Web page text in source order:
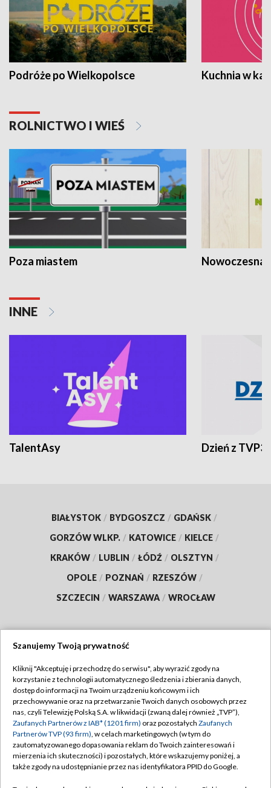
Podróże po Wielkopolsce Kuchnia w
ROLNICTWO I WIEŚ
Poza miastem Nowoczesna
INNE
TalentAsy Dzień z TVP3
BIAŁYSTOK / BYDGOSZCZ / GDAŃSK /
GORZÓW WLKP. / KATOWICE / KIELCE /
KRAKÓW / LUBLIN / ŁÓDŹ / OLSZTYN /
OPOLE / POZNAŃ / RZESZÓW /
SZCZECIN / WARSZAWA / WROCŁAW
TVP
Abonament TVP
Emisja w TVP
Centrum informacji TVP
Naziemna Telewizja Cyfrowa
Regulamin TVP
Polityka prywatności
Moje zgody
Pomoc
Szanujemy Twoją prywatność
Kliknij "Akceptuję i przechodzę do serwisu", aby wyrazić zgody na
korzystanie z technologii automatycznego śledzenia i zbierania danych,
dostęp do informacji na Twoim urządzeniu końcowym i ich
przechowywanie oraz na przetwarzanie Twoich danych osobowych przez
nas, czyli Telewizję Polską S.A. w likwidacji (zwaną dalej również „TVP”),
Zaufanych Partnerów z IAB* (1201 firm) oraz pozostałych Zaufanych
Partnerów TVP (93 firm), w celach marketingowych (w tym do
zautomatyzowanego dopasowania reklam do Twoich zainteresowań i
mierzenia ich skuteczności) i pozostałych, które wskazujemy poniżej, a
także zgody na udostępnianie przez nas identyfikatora PPID do Google.